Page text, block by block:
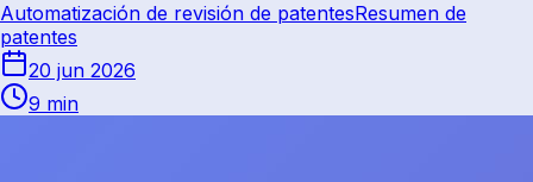
Automatización de revisión de patentesResumen de
patentes
20 jun 2026
9 min